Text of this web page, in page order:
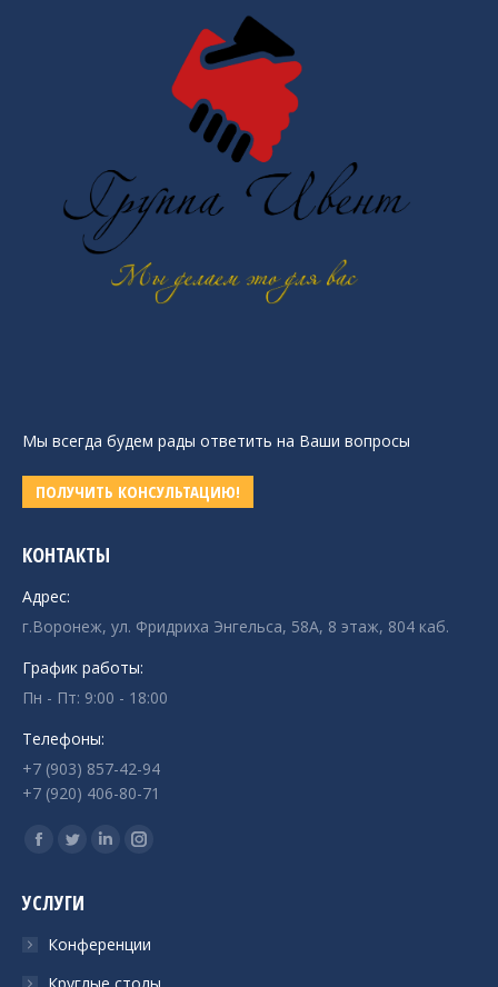
Мы всегда будем рады ответить на Ваши вопросы
ПОЛУЧИТЬ КОНСУЛЬТАЦИЮ!
КОНТАКТЫ
Адрес:
г.Воронеж, ул. Фридриха Энгельса, 58А, 8 этаж, 804 каб.
График работы:
Пн - Пт: 9:00 - 18:00
Телефоны:
+7 (903) 857-42-94
+7 (920) 406-80-71
Ищите нас:
Страница
открывается
Страница
открывается
в
Страница
в
Страница
в
УСЛУГИ
Конференции